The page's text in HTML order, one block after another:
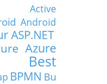
Active
Android
ASP.NET
Azure
Best
BPMN Bu